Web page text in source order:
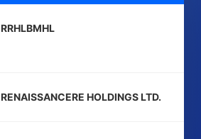
RRHLBMHL
RENAISSANCERE HOLDINGS LTD.